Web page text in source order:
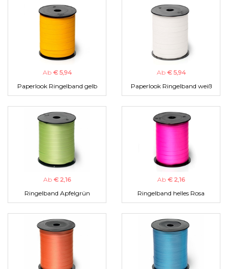
Ab € 5,94
Paperlook Ringelband gelb
Ab € 5,94
Paperlook Ringelband weiß
Ab € 2,16
Ringelband Apfelgrün
Ab € 2,16
Ringelband helles Rosa